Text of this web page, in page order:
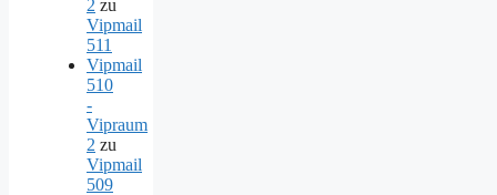
2 zu
Vipmail
511
Vipmail
510
-
Vipraum
2 zu
Vipmail
509